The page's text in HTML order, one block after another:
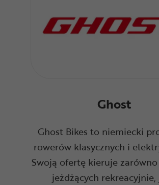
Ghost
Ghost Bikes to niemiecki
rowerów klasycznych i
Swoją ofertę kieruje
jeżdżących rekreacyjnie,